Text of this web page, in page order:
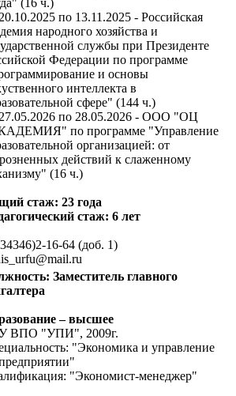
по 13.11.2025 - Российская
народного хозяйства и
службы при Президенте
Федерации по программе
и основы
интеллекта в
сфере" (144 ч.)
по 28.05.2026 - ООО "ОЦ
по программе "Управление
организацией: от
действий к слаженному
(16 ч.)
стаж: 23 года
стаж: 6 лет
16-64 (доб. 1)
Заместитель главного
– высшее
ВПО "УПИ", 2009г.
"Экономика и управление
"Экономист-менеджер"